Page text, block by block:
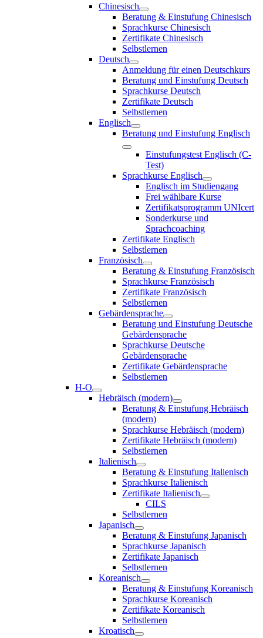
Chinesisch
Beratung & Einstufung Chinesisch
Sprachkurse Chinesisch
Zertifikate Chinesisch
Selbstlernen
Deutsch
Anmeldung für einen Deutschkurs
Beratung und Einstufung Deutsch
Sprachkurse Deutsch
Zertifikate Deutsch
Selbstlernen
Englisch
Beratung und Einstufung Englisch
Einstufungstest Englisch (C-
Test)
Sprachkurse Englisch
Englisch im Studiengang
Frei wählbare Kurse
Zertifikatsprogramm UNIcert
Sonderkurse und
Sprachcoaching
Zertifikate Englisch
Selbstlernen
Französisch
Beratung & Einstufung Französisch
Sprachkurse Französisch
Zertifikate Französisch
Selbstlernen
Gebärdensprache
Beratung und Einstufung Deutsche
Gebärdensprache
Sprachkurse Deutsche
Gebärdensprache
Zertifikate Gebärdensprache
Selbstlernen
H-O
Hebräisch (modern)
Beratung & Einstufung Hebräisch
(modern)
Sprachkurse Hebräisch (modern)
Zertifikate Hebräisch (modern)
Selbstlernen
Italienisch
Beratung & Einstufung Italienisch
Sprachkurse Italienisch
Zertifikate Italienisch
CILS
Selbstlernen
Japanisch
Beratung & Einstufung Japanisch
Sprachkurse Japanisch
Zertifikate Japanisch
Selbstlernen
Koreanisch
Beratung & Einstufung Koreanisch
Sprachkurse Koreanisch
Zertifikate Koreanisch
Selbstlernen
Kroatisch